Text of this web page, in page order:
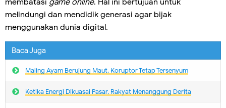
membatasi game online. Hal ini bertujuan untuk
melindungi dan mendidik generasi agar bijak
menggunakan dunia digital.
Baca Juga
Maling Ayam Berujung Maut, Koruptor Tetap Tersenyum
Ketika Energi Dikuasai Pasar, Rakyat Menanggung Derita